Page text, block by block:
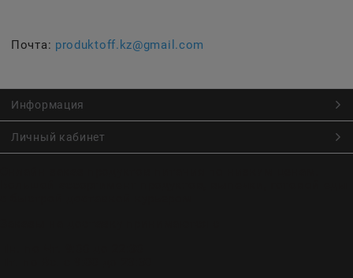
Почта: produktoff.kz@gmail.com
Информация
Личный кабинет